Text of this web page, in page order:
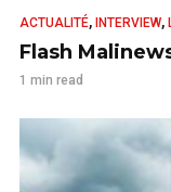
ACTUALITÉ, INTERVIEW,
Flash
1 min read